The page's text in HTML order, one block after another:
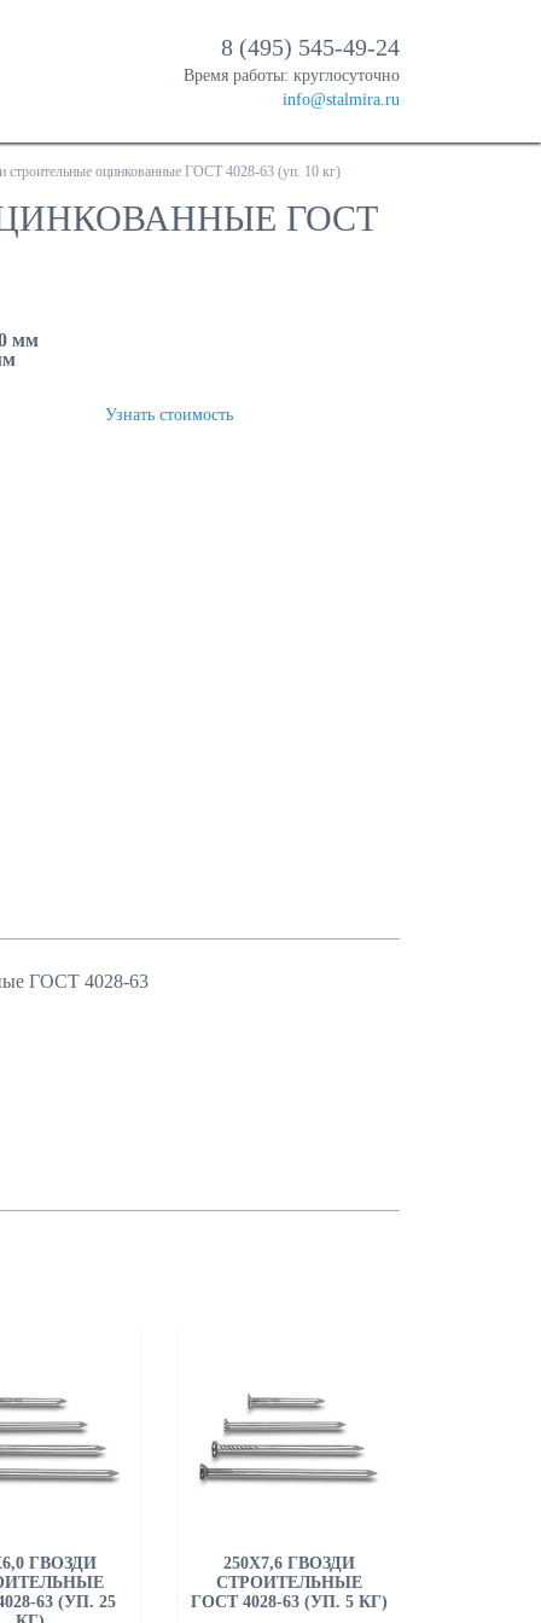
8 (495) 545-49-24
Время работы: круглосуточно
info@stalmira.ru
строительные оцинкованные ГОСТ 4028-63 (уп. 10 кг)
ГОСТ
мм
Узнать стоимость
ГОСТ 4028-63
ГВОЗДИ
63 (УП. 25
250Х7,6 ГВОЗДИ
СТРОИТЕЛЬНЫЕ
ГОСТ 4028-63 (УП. 5 КГ)